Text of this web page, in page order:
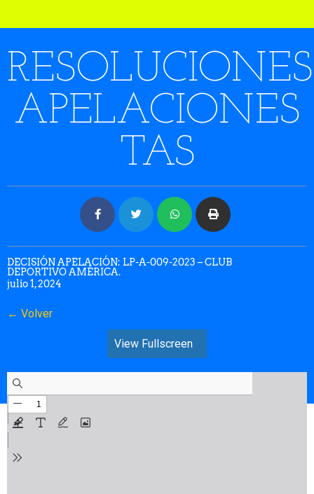
RESOLUCIONES
APELACIONES
TAS
DECISIÓN APELACIÓN: LP-A-009-2023 – CLUB
DEPORTIVO AMÉRICA.
julio 1, 2024
← Volver
View Fullscreen